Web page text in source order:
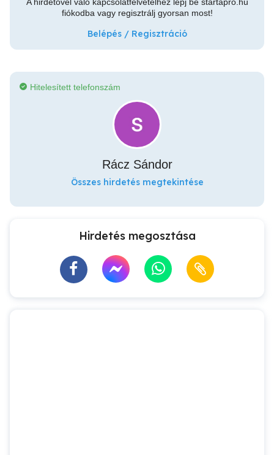
fiókodba vagy regisztrálj gyorsan most!
Belépés / Regisztráció
Hitelesített telefonszám
Rácz Sándor
Összes hirdetés megtekintése
Hirdetés megosztása